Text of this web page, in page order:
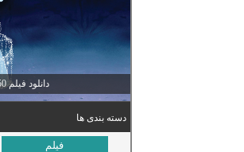
دانلود فیلم Cinderella 1950
دسته بندی ها